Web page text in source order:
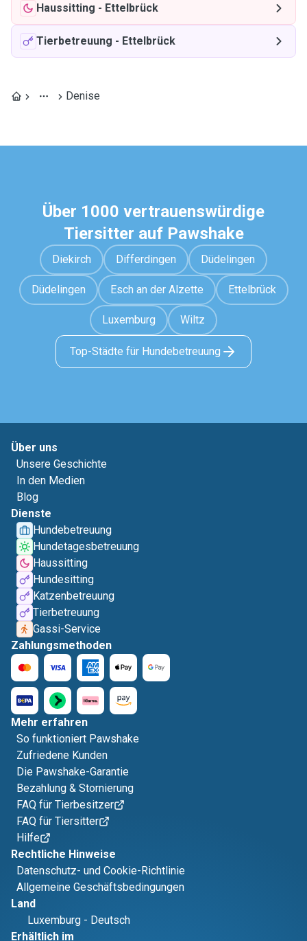
Haussitting - Ettelbrück
Tierbetreuung - Ettelbrück
Denise
Über 1000 vertrauenswürdige
Tiersitter auf Pawshake
Diekirch Differdingen Düdelingen
Düdelingen Esch an der Alzette Ettelbrück
Luxemburg Wiltz
Top-Städte für Hundebetreuung
Über uns
Unsere Geschichte
In den Medien
Blog
Dienste
Hundebetreuung
Hundetagesbetreuung
Haussitting
Hundesitting
Katzenbetreuung
Tierbetreuung
Gassi-Service
Zahlungsmethoden
Mehr erfahren
So funktioniert Pawshake
Zufriedene Kunden
Die Pawshake-Garantie
Bezahlung & Stornierung
FAQ für Tierbesitzer
FAQ für Tiersitter
Hilfe
Rechtliche Hinweise
Datenschutz- und Cookie-Richtlinie
Allgemeine Geschäftsbedingungen
Land
Luxemburg - Deutsch
Erhältlich im